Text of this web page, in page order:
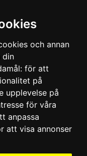
och annan
din
för att
på
upplevelse på
för våra
anpassa
att visa annonser